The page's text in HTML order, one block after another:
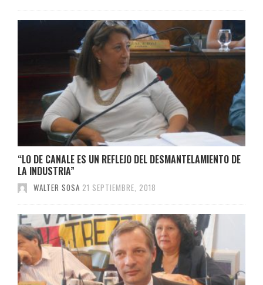
“LO DE CANALE ES UN REFLEJO DEL DESMANTELAMIENTO DE
LA INDUSTRIA”
WALTER SOSA 21 SEPTIEMBRE, 2018